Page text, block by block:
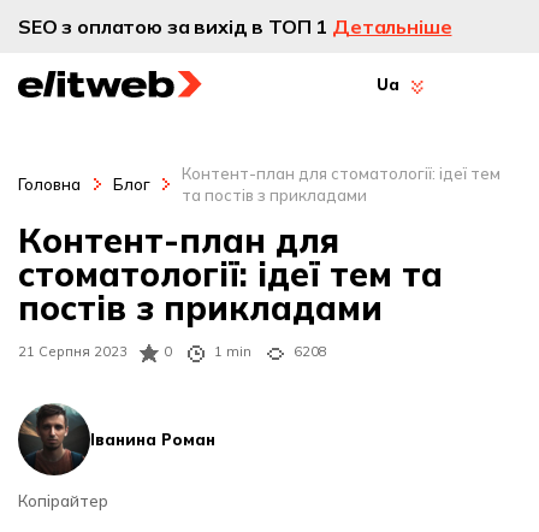
SEO з оплатою за вихід в ТОП 1 Детальніше
Ua
Головна Блог
Контент-план для стоматології: ідеї тем
та постів з прикладами
21 Серпня 2023 0 1 min 6208
Іванина Роман
Копірайтер
Контент-план для
стоматології: ідеї тем та
постів з прикладами